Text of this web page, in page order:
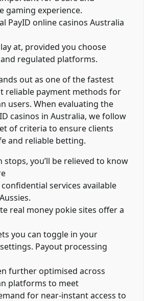
gaming experience.
PayID online casinos Australia
at, provided you choose
regulated platforms.
out as one of the fastest
reliable payment methods for
users. When evaluating the
casinos in Australia, we follow
of criteria to ensure clients
and reliable betting.
stops, you’ll be relieved to know
services available
real money pokie sites offer a
you can toggle in your
Payout processing
further optimised across
platforms to meet
for near-instant access to